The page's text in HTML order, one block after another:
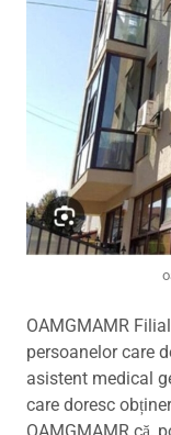
OAMGMAMR
persoanelor care
asistent medical
care doresc